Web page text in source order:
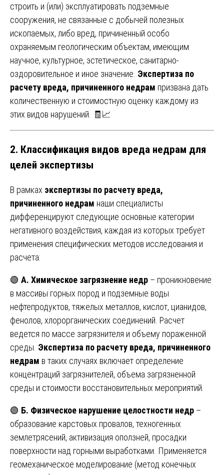
строить и (или) эксплуатировать подземные
сооружения, не связанные с добычей полезных
ископаемых, либо вред, причиненный особо
охраняемым геологическим объектам, имеющим
научное, культурное, эстетическое, санитарно-
оздоровительное и иное значение. Экспертиза по
расчету вреда, причиненного недрам призвана дать
количественную и стоимостную оценку каждому из
этих видов нарушений. 🧾📈
2. Классификация видов вреда недрам для
целей экспертизы
В рамках экспертизы по расчету вреда,
причиненного недрам наши специалисты
дифференцируют следующие основные категории
негативного воздействия, каждая из которых требует
применения специфических методов исследования и
расчета:
🟢 А. Химическое загрязнение недр – проникновение
в массивы горных пород и подземные воды
нефтепродуктов, тяжелых металлов, кислот, цианидов,
фенолов, хлорорганических соединений. Расчет
ведется по массе загрязнителя и объему пораженной
среды. Экспертиза по расчету вреда, причиненного
недрам в таких случаях включает определение
концентраций загрязнителей, объема загрязненной
среды и стоимости восстановительных мероприятий.
🟢 Б. Физическое нарушение целостности недр –
образование карстовых провалов, техногенных
землетрясений, активизация оползней, просадки
поверхности над горными выработками. Применяется
геомеханическое моделирование (метод конечных